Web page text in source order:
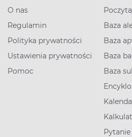
O nas
Regulamin
Polityka prywatności
Ustawienia prywatności
Pomoc
Baza
Baza
Baza
Baza